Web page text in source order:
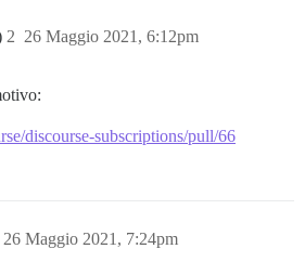
26 Maggio 2021, 6:12pm
2
discourse-subscriptions/pull/66
26 Maggio 2021, 7:24pm